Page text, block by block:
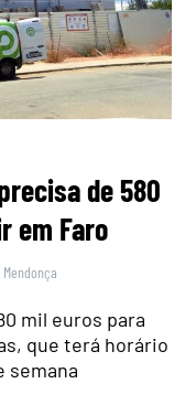
de 580
em Faro
mil euros para
que terá horário
semana